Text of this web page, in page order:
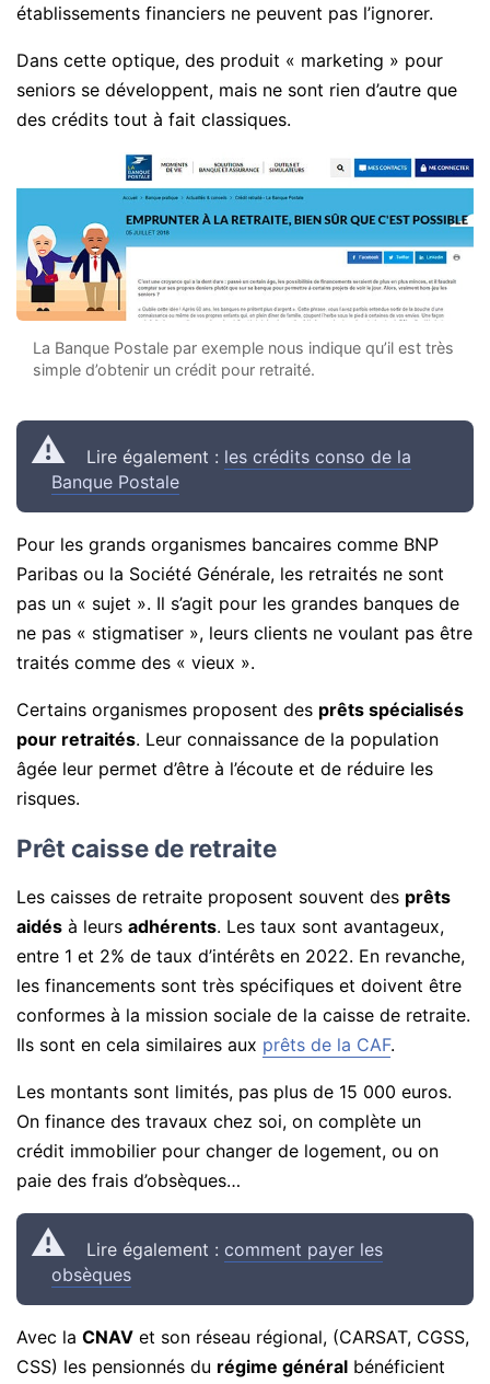
établissements financiers ne peuvent pas l’ignorer.
Dans cette optique, des produit « marketing » pour
seniors se développent, mais ne sont rien d’autre que
des crédits tout à fait classiques.
La Banque Postale par exemple nous indique qu’il est très
simple d’obtenir un crédit pour retraité.
Lire également : les crédits conso de la
Banque Postale
Pour les grands organismes bancaires comme BNP
Paribas ou la Société Générale, les retraités ne sont
pas un « sujet ». Il s’agit pour les grandes banques de
ne pas « stigmatiser », leurs clients ne voulant pas être
traités comme des « vieux ».
Certains organismes proposent des prêts spécialisés
pour retraités. Leur connaissance de la population
âgée leur permet d’être à l’écoute et de réduire les
risques.
Prêt caisse de retraite
Les caisses de retraite proposent souvent des prêts
aidés à leurs adhérents. Les taux sont avantageux,
entre 1 et 2% de taux d’intérêts en 2022. En revanche,
les financements sont très spécifiques et doivent être
conformes à la mission sociale de la caisse de retraite.
Ils sont en cela similaires aux prêts de la CAF.
Les montants sont limités, pas plus de 15 000 euros.
On finance des travaux chez soi, on complète un
crédit immobilier pour changer de logement, ou on
paie des frais d’obsèques…
Lire également : comment payer les
obsèques
Avec la CNAV et son réseau régional, (CARSAT, CGSS,
CSS) les pensionnés du régime général bénéficient